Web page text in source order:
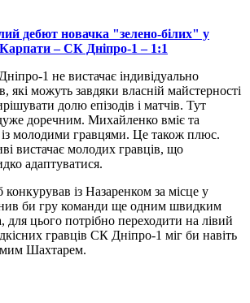
дебют новачка "зелено-білих" у
Карпати – СК Дніпро-1 – 1:1
1 не вистачає індивідуально
які можуть завдяки власній майстерності
долю епізодів і матчів. Тут
доречним. Михайленко вміє та
молодими гравцями. Це також плюс.
вистачає молодих гравців, що
адаптуватися.
із Назаренком за місце у
би гру команди ще одним швидким
цього потрібно переходити на лівий
гравців СК Дніпро-1 міг би навіть
Шахтарем.